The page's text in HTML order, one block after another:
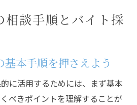
希望者の相談先ガイド
告相談先の選び方ガイド
で不安な時の相談窓口
向け求人広告の相談ポイント
解を防ぐ採用相談の方法
ャリア形成をサポートする方
相談手順とバイト採
本手順を押さえよう
に活用するためには、まず基本
べきポイントを理解することが